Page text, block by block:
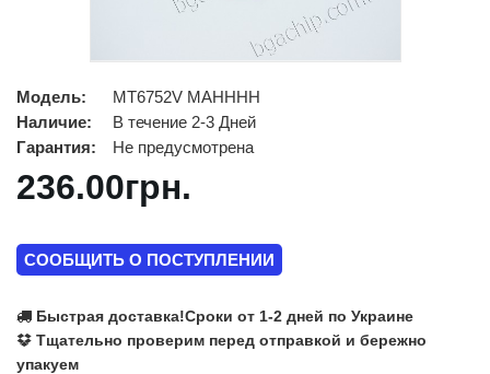
Модель:
MT6752V MAHHHH
Наличие:
В течение 2-3 Дней
Гарантия:
Не предусмотрена
236.00грн.
СООБЩИТЬ О ПОСТУПЛЕНИИ
Быстрая доставка!Сроки от 1-2 дней по Украине
Тщательно проверим перед отправкой и бережно
упакуем